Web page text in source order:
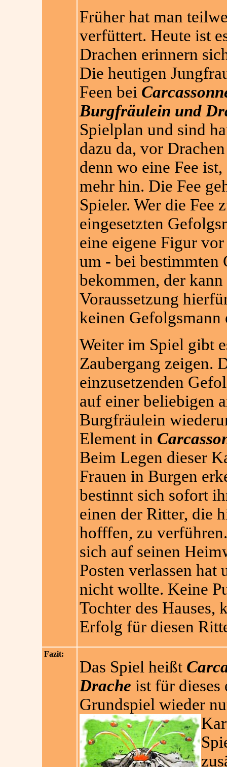
Früher hat man
verfüttert. Heute ist
Drachen erinnern
Die heutigen
Feen bei
Burgfräulein und
Spielplan und sind
dazu da, vor
denn wo eine Fee
mehr hin. Die Fee
Spieler. Wer die Fee
eingesetzten
eine eigene Figur
um - bei bestimmten
bekommen, der
Voraussetzung
keinen Gefolgsmann
Weiter im Spiel gibt
Zaubergang zeigen.
einzusetzenden
auf einer beliebigen
Burgfräulein
Element in
Beim Legen dieser
Frauen in Burgen
bestinnt sich sofort
einen der Ritter, die
hofffen, zu
sich auf seinen
Posten verlassen hat
nicht wollte. Keine
Tochter des
Erfolg für diesen
Fazit:
Das Spiel heißt
Drache ist für
Grundspiel wieder